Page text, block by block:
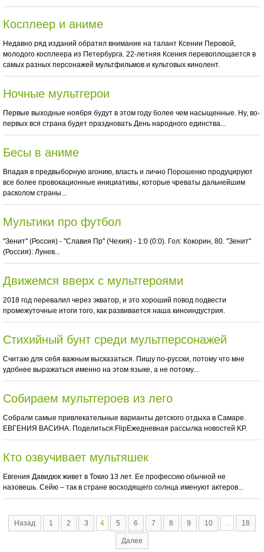
Косплеер и аниме
Недавно ряд изданий обратил внимание на талант Ксении Перовой,
молодого косплеера из Петербурга. 22-летняя Ксения перевоплощается в
самых разных персонажей мультфильмов и культовых кинолент.
Ночные мультгерои
Первые выходные ноября будут в этом году более чем насыщенные. Ну, во-
первых вся страна будет праздновать День народного единства...
Бесы в аниме
Впадая в предвыборную агонию, власть и лично Порошенко продуцируют
все более провокационные инициативы, которые чреваты дальнейшим
расколом страны...
Мультики про футбол
"Зенит" (Россия) - "Славия Пр" (Чехия) - 1:0 (0:0). Гол: Кокорин, 80. "Зенит"
(Россия): Лунев...
Движемся вверх с мультгероями
2018 год перевалил через экватор, и это хороший повод подвести
промежуточные итоги того, как развивается наша киноиндустрия.
Стихийный бунт среди мультперсонажей
Считаю для себя важным высказаться. Пишу по-русски, потому что мне
удобнее выражаться именно на этом языке, а не потому...
Собираем мультгероев из лего
Собрали самые привлекательные варианты детского отдыха в Самаре.
ЕВГЕНИЯ ВАСИНА. Поделиться:FlipЕжедневная рассылка новостей KP.
Кто озвучивает мультяшек
Евгения Давидюк живет в Токио 13 лет. Ее профессию обычной не
назовешь. Сейю – так в стране восходящего солнца именуют актеров...
Назад 1 2 3 4 5 6 7 8 9 10 ... 18
Далее